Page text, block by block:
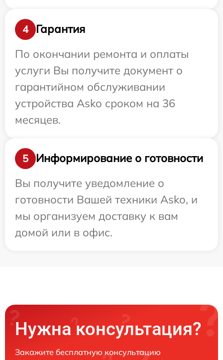
4
Гарантия
По окончании ремонта и оплаты
услуги Вы получите документ о
гарантийном обслуживании
устройства Asko сроком на 36
месяцев.
5
Информирование о готовности
Вы получите уведомление о
готовности Вашей техники Asko, и
мы организуем доставку к вам
домой или в офис.
Нужна консультация?
Закажите бесплатную консультацию